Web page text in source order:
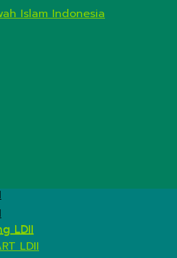
LDII
LDII
LDII